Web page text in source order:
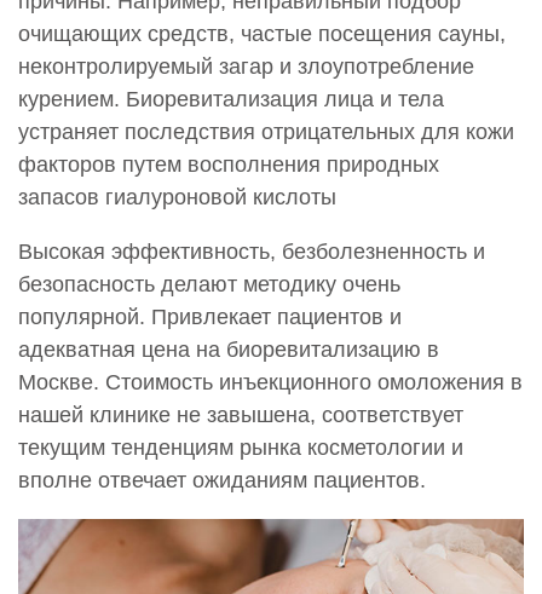
очищающих средств, частые посещения сауны,
неконтролируемый загар и злоупотребление
курением. Биоревитализация лица и тела
устраняет последствия отрицательных для кожи
факторов путем восполнения природных
запасов гиалуроновой кислоты
Высокая эффективность, безболезненность и
безопасность делают методику очень
популярной. Привлекает пациентов и
адекватная цена на биоревитализацию в
Москве. Стоимость инъекционного омоложения в
нашей клинике не завышена, соответствует
текущим тенденциям рынка косметологии и
вполне отвечает ожиданиям пациентов.